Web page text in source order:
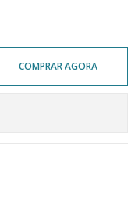
COMPRAR AGORA